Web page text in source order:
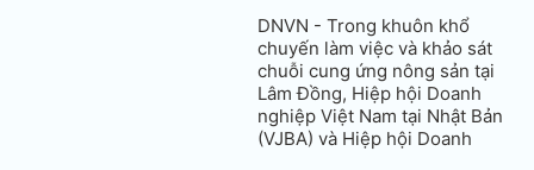
DNVN - Trong khuôn khổ
chuyến làm việc và khảo sát
chuỗi cung ứng nông sản tại
Lâm Đồng, Hiệp hội Doanh
nghiệp Việt Nam tại Nhật Bản
(VJBA) và Hiệp hội Doanh